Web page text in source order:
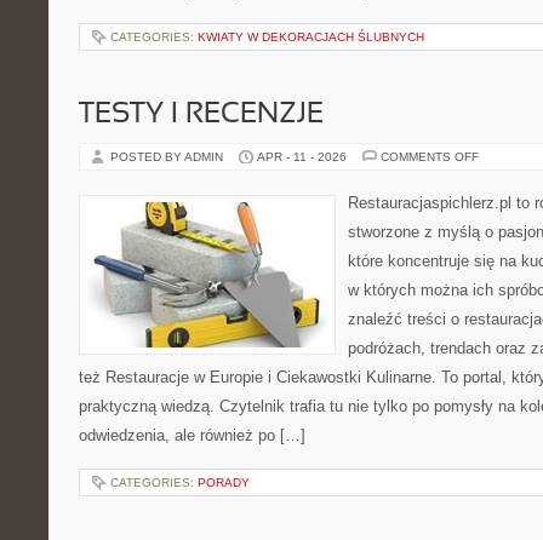
CATEGORIES: KWIATY W DEKORACJACH ŚLUBNYCH
TESTY I RECENZJE
POSTED BY ADMIN APR - 11 - 2026 COMMENTS OFFON
RECENZJE
Restauracjaspichlerz.pl to
stworzone z myślą o
które koncentruje się na
w których można ich
znaleźć treści o
podróżach, trendach oraz
też Restauracje w Europie i Ciekawostki Kulinarne. To portal,
praktyczną wiedzą. Czytelnik trafia tu nie tylko po pomysły na
odwiedzenia, ale również po […]
CATEGORIES: PORADY